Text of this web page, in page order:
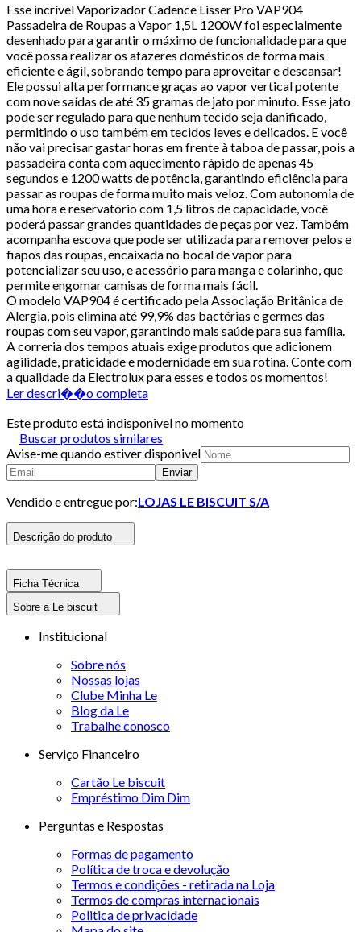
Esse incrível Vaporizador Cadence Lisser Pro VAP904
Passadeira de Roupas a Vapor 1,5L 1200W foi especialmente
desenhado para garantir o máximo de funcionalidade para que
você possa realizar os afazeres domésticos de forma mais
eficiente e ágil, sobrando tempo para aproveitar e descansar!
Ele possui alta performance graças ao vapor vertical potente
com nove saídas de até 35 gramas de jato por minuto. Esse jato
pode ser regulado para que nenhum tecido seja danificado,
permitindo o uso também em tecidos leves e delicados. E você
não vai precisar gastar horas em frente à taboa de passar, pois a
passadeira conta com aquecimento rápido de apenas 45
segundos e 1200 watts de potência, garantindo eficiência para
passar as roupas de forma muito mais veloz. Com autonomia de
uma hora e reservatório com 1,5 litros de capacidade, você
poderá passar grandes quantidades de peças por vez. Também
acompanha escova que pode ser utilizada para remover pelos e
fiapos das roupas, encaixada no bocal de vapor para
potencializar seu uso, e acessório para manga e colarinho, que
permite engomar camisas de forma mais fácil.
O modelo VAP904 é certificado pela Associação Britânica de
Alergia, pois elimina até 99,9% das bactérias e germes das
roupas com seu vapor, garantindo mais saúde para sua família.
A correria dos tempos atuais exige produtos que adicionem
agilidade, praticidade e modernidade em sua rotina. Conte com
a qualidade da Electrolux para esses e todos os momentos!
Ler descri��o completa
Este produto está indisponivel no momento
Buscar produtos similares
Avise-me quando estiver disponivel
Enviar
Vendido e entregue por:LOJAS LE BISCUIT S/A
Descrição do produto
Ficha Técnica
Sobre a Le biscuit
Institucional
Sobre nós
Nossas lojas
Clube Minha Le
Blog da Le
Trabalhe conosco
Serviço Financeiro
Cartão Le biscuit
Empréstimo Dim Dim
Perguntas e Respostas
Formas de pagamento
Política de troca e devolução
Termos e condições - retirada na Loja
Termos de compras internacionais
Politica de privacidade